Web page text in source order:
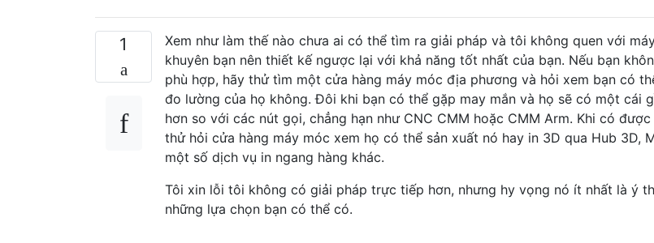
1
Xem như làm thế nào chưa ai có thể tìm ra giải pháp và tôi không quen với
khuyên bạn nên thiết kế ngược lại với khả năng tốt nhất của bạn. Nếu bạn
phù hợp, hãy thử tìm một cửa hàng máy móc địa phương và hỏi xem bạn có
đo lường của họ không. Đôi khi bạn có thể gặp may mắn và họ sẽ có một cái
hơn so với các nút gọi, chẳng hạn như CNC CMM hoặc CMM Arm. Khi có
thử hỏi cửa hàng máy móc xem họ có thể sản xuất nó hay in 3D qua Hub 3D,
một số dịch vụ in ngang hàng khác.
Tôi xin lỗi tôi không có giải pháp trực tiếp hơn, nhưng hy vọng nó ít nhất là ý
những lựa chọn bạn có thể có.